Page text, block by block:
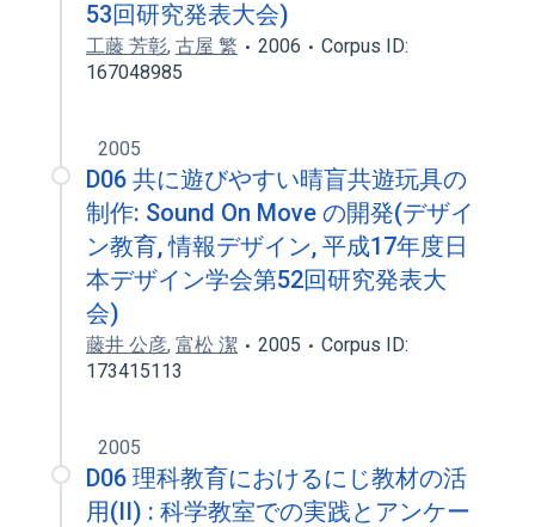
53回研究発表大会)
工藤 芳彰, 古屋 繁 2006
Corpus ID:
167048985
2005
D06 共に遊びやすい晴盲共遊玩具の
制作: Sound On Move の開発(デザイ
ン教育, 情報デザイン, 平成17年度日
本デザイン学会第52回研究発表大
会)
藤井 公彦, 富松 潔 2005
Corpus ID:
173415113
2005
D06 理科教育におけるにじ教材の活
用(II) : 科学教室での実践とアンケー